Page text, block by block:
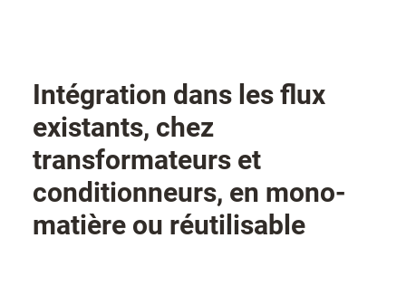
Intégration dans les flux
existants, chez
transformateurs et
conditionneurs, en mono-
matière ou réutilisable